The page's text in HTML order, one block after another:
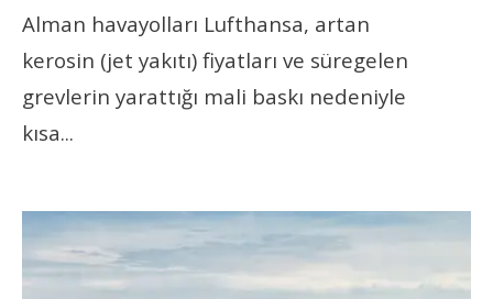
Alman havayolları Lufthansa, artan
kerosin (jet yakıtı) fiyatları ve süregelen
grevlerin yarattığı mali baskı nedeniyle
kısa...